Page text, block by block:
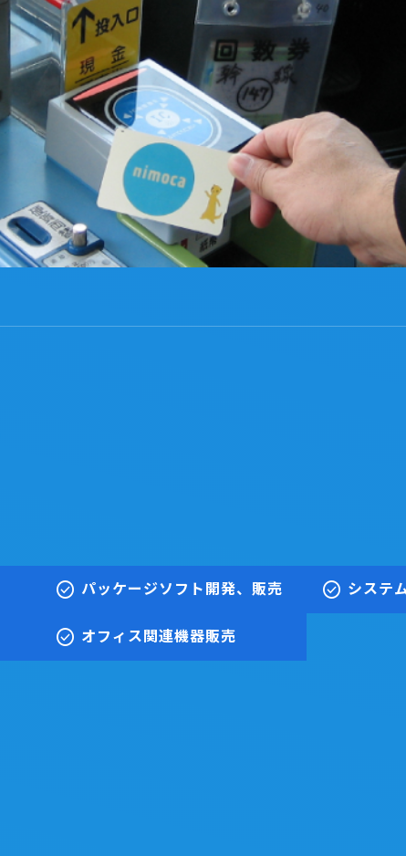
check_circle パッケージソフト開発、販売 check_circle システ
check_circle オフィス関連機器販売